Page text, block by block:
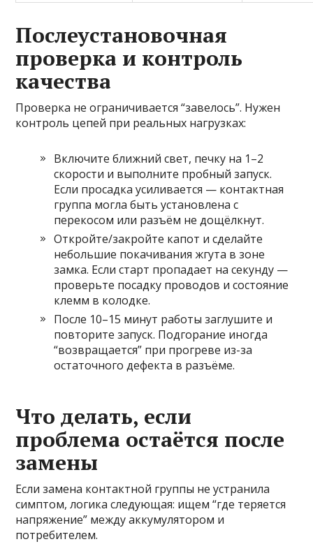
Послеустановочная
проверка и контроль
качества
Проверка не ограничивается “завелось”. Нужен
контроль цепей при реальных нагрузках:
Включите ближний свет, печку на 1–2
скорости и выполните пробный запуск.
Если просадка усиливается — контактная
группа могла быть установлена с
перекосом или разъём не дощёлкнут.
Откройте/закройте капот и сделайте
небольшие покачивания жгута в зоне
замка. Если старт пропадает на секунду —
проверьте посадку проводов и состояние
клемм в колодке.
После 10–15 минут работы заглушите и
повторите запуск. Подгорание иногда
“возвращается” при прогреве из-за
остаточного дефекта в разъёме.
Что делать, если
проблема остаётся после
замены
Если замена контактной группы не устранила
симптом, логика следующая: ищем “где теряется
напряжение” между аккумулятором и
потребителем.